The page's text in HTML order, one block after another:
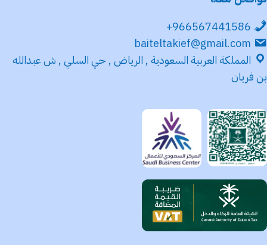
966567441586+
baiteltakief@gmail.com
المملكة العربية السعودية , الرياض , حي السلي , ش عبدالله
بن فريان